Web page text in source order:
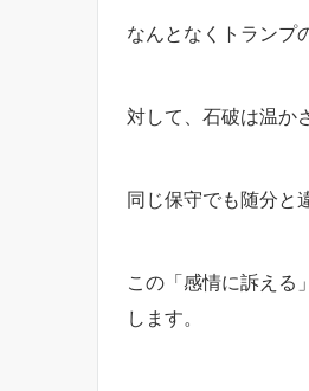
なんとなくトランプ
対して、石破は温か
同じ保守でも随分と
この「感情に訴える
します。